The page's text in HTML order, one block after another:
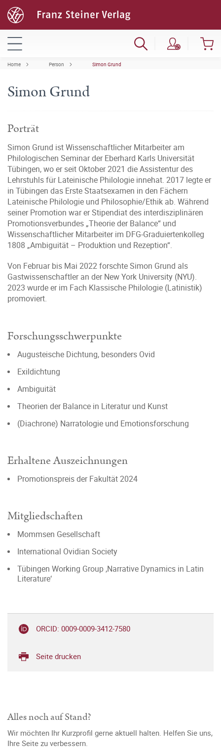
Home Person Simon Grund
Simon Grund
Porträt
Simon Grund ist Wissenschaftlicher Mitarbeiter am
Philologischen Seminar der Eberhard Karls Universität
Tübingen, wo er seit Oktober 2021 die Assistentur des
Lehrstuhls für Lateinische Philologie innehat. 2017 legte er
in Tübingen das Erste Staatsexamen in den Fächern
Lateinische Philologie und Philosophie/Ethik ab. Während
seiner Promotion war er Stipendiat des interdisziplinären
Promotionsverbundes „Theorie der Balance“ und
Wissenschaftlicher Mitarbeiter im DFG-Graduiertenkolleg
1808 „Ambiguität – Produktion und Rezeption“.
Von Februar bis Mai 2022 forschte Simon Grund als
Gastwissenschaftler an der New York University (NYU).
2023 wurde er im Fach Klassische Philologie (Latinistik)
promoviert.
Forschungsschwerpunkte
Augusteische Dichtung, besonders Ovid
Exildichtung
Ambiguität
Theorien der Balance in Literatur und Kunst
(Diachrone) Narratologie und Emotionsforschung
Erhaltene Auszeichnungen
Promotionspreis der Fakultät 2024
Mitgliedschaften
Mommsen Gesellschaft
International Ovidian Society
Tübingen Working Group ‚Narrative Dynamics in Latin
Literature‘
ORCID: 0009-0009-3412-7580
Seite drucken
Alles noch auf Stand?
Wir möchten Ihr Kurzprofil gerne aktuell halten. Helfen Sie uns,
Ihre Seite zu verbessern.